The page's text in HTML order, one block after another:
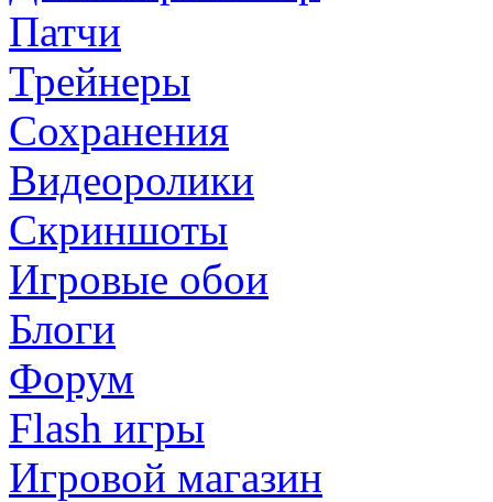
Патчи
Трейнеры
Сохранения
Видеоролики
Скриншоты
Игровые обои
Блоги
Форум
Flash игры
Игровой магазин